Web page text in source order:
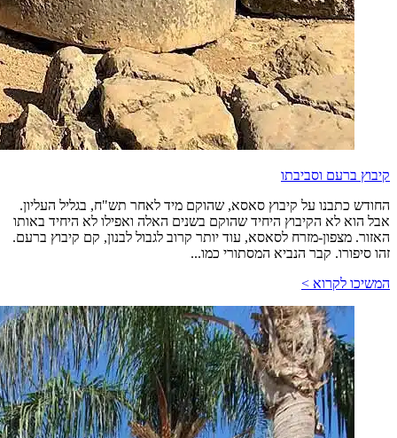
קיבוץ ברעם וסביבתו
החודש כתבנו על קיבוץ סאסא, שהוקם מיד לאחר תש"ח, בגליל העליון.
אבל הוא לא הקיבוץ היחיד שהוקם בשנים האלה ואפילו לא היחיד באותו
האזור. מצפון-מזרח לסאסא, עוד יותר קרוב לגבול לבנון, קם קיבוץ ברעם.
זהו סיפורו. קבר הנביא המסתורי כמו...
המשיכו לקרוא >